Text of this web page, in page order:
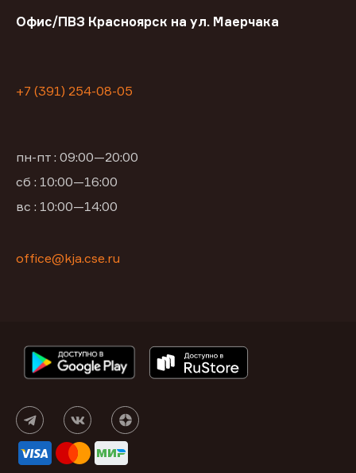
Офис/ПВЗ Красноярск на ул. Маерчака
+7 (391) 254-08-05
пн-пт : 09:00—20:00
сб : 10:00—16:00
вс : 10:00—14:00
office@kja.cse.ru